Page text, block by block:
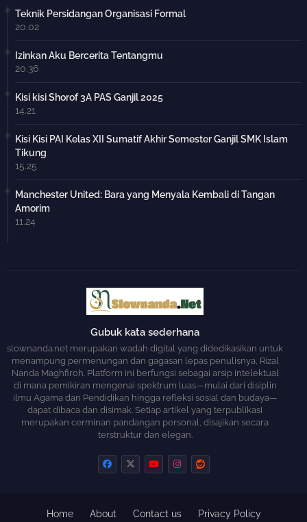
Teknik Persidangan Organisasi Formal
20.02
Izinkan Aku Bercerita Tentangmu
20.36
Kisi kisi Shorof 3A PAS Ganjil 2025
14.21
Kisi Kisi PAI Kelas XII Sumatif Akhir Semester Ganjil SMK Islam
Tikung
15.25
Manchester United: Bara yang Menyala Kembali di Tangan
Amorim
11.24
Gubuk kata sederhana
slownanda.net merupakan wadah digital yang didedikasikan untuk
menampung permenungan dan gagasan lepas penulisnya, Rizal
Nanda Maghfiroh. Platform ini berfungsi sebagai arsip intelektual
di mana pemikiran mengenai spektrum luas—mulai dari disiplin
ilmu Agama dan Pendidikan hingga refleksi sosial dan budaya—
dapat dibaca dan disimak. Setiap artikel yang terpublikasi
merupakan cerminan pandangan personal, disajikan secara
terstruktur dan elegan.
Home About Contact us Privacy Policy